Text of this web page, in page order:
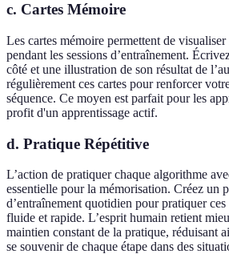
c. Cartes Mémoire
Les cartes mémoire permettent de
pendant les sessions d’entraînement.
côté et une illustration de son résultat de
régulièrement ces cartes pour renforcer
séquence. Ce moyen est parfait pour les
profit d'un apprentissage actif.
d. Pratique Répétitive
L’action de pratiquer chaque algorithme
essentielle pour la mémorisation. Créez un
d’entraînement quotidien pour pratiquer
fluide et rapide. L’esprit humain retient
maintien constant de la pratique, réduisant
se souvenir de chaque étape dans des